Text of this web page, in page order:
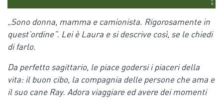
„Sono donna, mamma e camionista. Rigorosamente in
quest’ordine”. Lei è Laura e si descrive così, se le chiedi
di farlo.
Da perfetto sagittario, le piace godersi i piaceri della
vita: il buon cibo, la compagnia delle persone che ama e
il suo cane Ray. Adora viaggiare ed avere dei momenti